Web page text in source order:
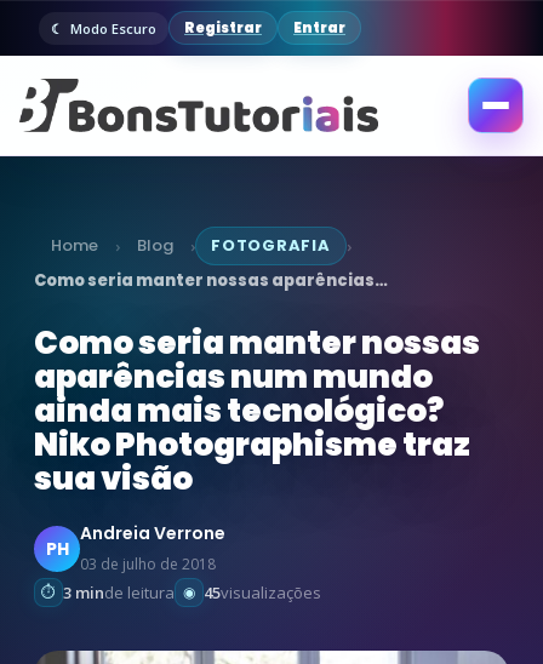
Modo Escuro Registrar Entrar
Abrir
Home › Blog › FOTOGRAFIA ›
Como seria manter nossas aparências…
Como seria manter nossas
aparências num mundo
ainda mais tecnológico?
Niko Photographisme traz
sua visão
PH
Andreia Verrone
03 de julho de 2018
3 minde leitura 45visualizações